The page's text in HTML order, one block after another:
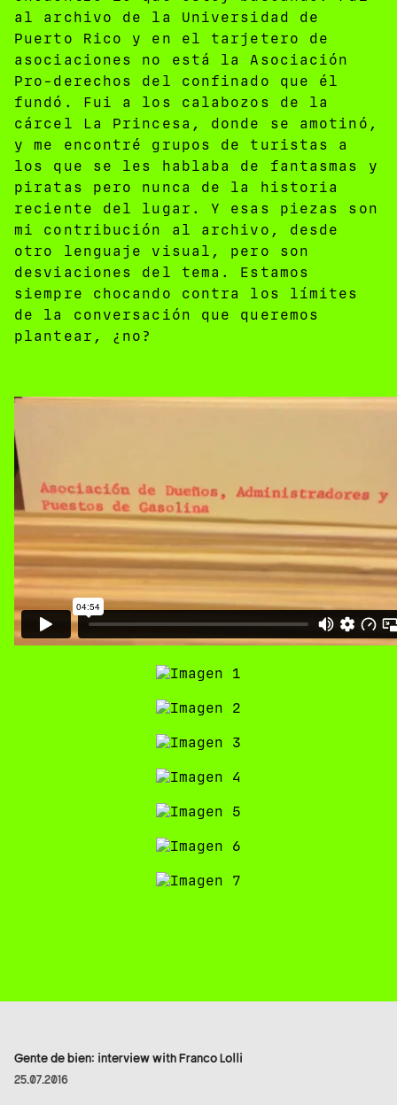
al archivo de la Universidad de
Puerto Rico y en el tarjetero de
asociaciones no está la Asociación
Pro-derechos del confinado que él
fundó. Fui a los calabozos de la
cárcel La Princesa, donde se amotinó,
y me encontré grupos de turistas a
los que se les hablaba de fantasmas y
piratas pero nunca de la historia
reciente del lugar. Y esas piezas son
mi contribución al archivo, desde
otro lenguaje visual, pero son
desviaciones del tema. Estamos
siempre chocando contra los límites
de la conversación que queremos
plantear, ¿no?
Gente de bien: interview with Franco Lolli
25.07.2016